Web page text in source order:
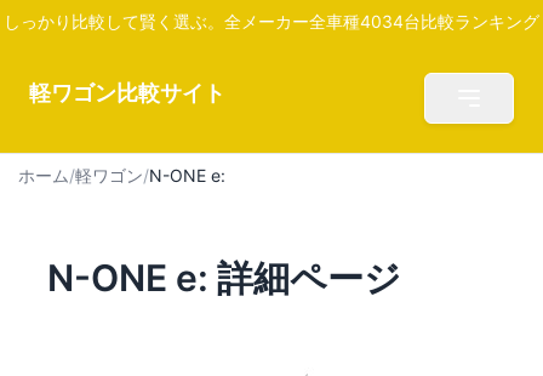
しっかり比較して賢く選ぶ。全メーカー全車種4034台比較ランキング
軽ワゴン比較サイト
ホーム/軽ワゴン/N-ONE e:
N-ONE e: 詳細ページ